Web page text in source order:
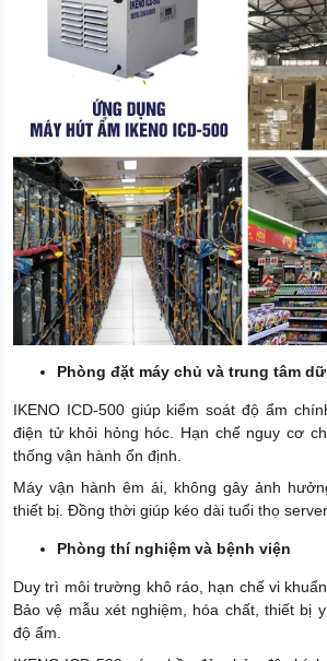
Phòng đặt máy chủ và trung tâm
IKENO ICD-500 giúp kiểm soát độ ẩm
điện tử khỏi hỏng hóc. Hạn chế nguy cơ
thống vận hành ổn định.
Máy vận hành êm ái, không gây ảnh
thiết bị. Đồng thời giúp kéo dài tuổi thọ
Phòng thí nghiệm và bệnh viện
Duy trì môi trường khô ráo, hạn chế vi
Bảo vệ mẫu xét nghiệm, hóa chất, thiết bị
độ ẩm.